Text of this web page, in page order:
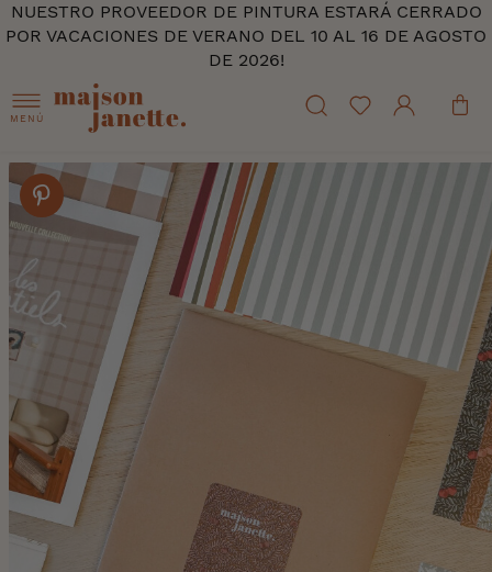
NUESTRO PROVEEDOR DE PINTURA ESTARÁ CERRADO
POR VACACIONES DE VERANO DEL 10 AL 16 DE AGOSTO
DE 2026!
MENÚ
Skip
the
end
the
images
gallery